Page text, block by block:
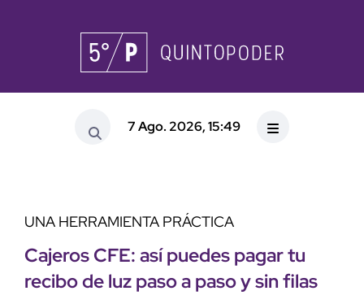
7 Ago. 2026, 15:49
UNA HERRAMIENTA PRÁCTICA
Cajeros CFE: así puedes pagar tu
recibo de luz paso a paso y sin filas